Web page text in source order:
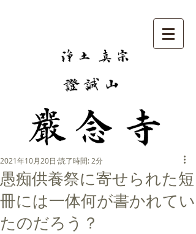
愚痴供養祭に寄せられた短
冊には一体何が書かれてい
たのだろう？
2021年10月20日 読了時間: 2分